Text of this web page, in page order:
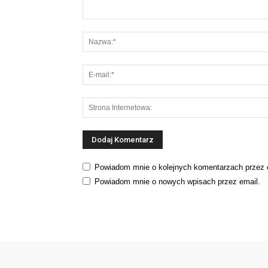
Powiadom mnie o kolejnych komentarzach przez
Powiadom mnie o nowych wpisach przez email.